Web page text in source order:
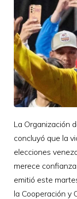
La Organización
concluyó que la
elecciones
merece
emitió este
la Cooperación y